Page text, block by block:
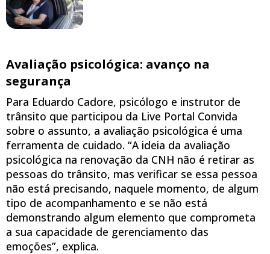
Avaliação psicológica: avanço na
segurança
Para Eduardo Cadore, psicólogo e instrutor de
trânsito que participou da Live Portal Convida
sobre o assunto, a avaliação psicológica é uma
ferramenta de cuidado. “A ideia da avaliação
psicológica na renovação da CNH não é retirar as
pessoas do trânsito, mas verificar se essa pessoa
não está precisando, naquele momento, de algum
tipo de acompanhamento e se não está
demonstrando algum elemento que comprometa
a sua capacidade de gerenciamento das
emoções”, explica.